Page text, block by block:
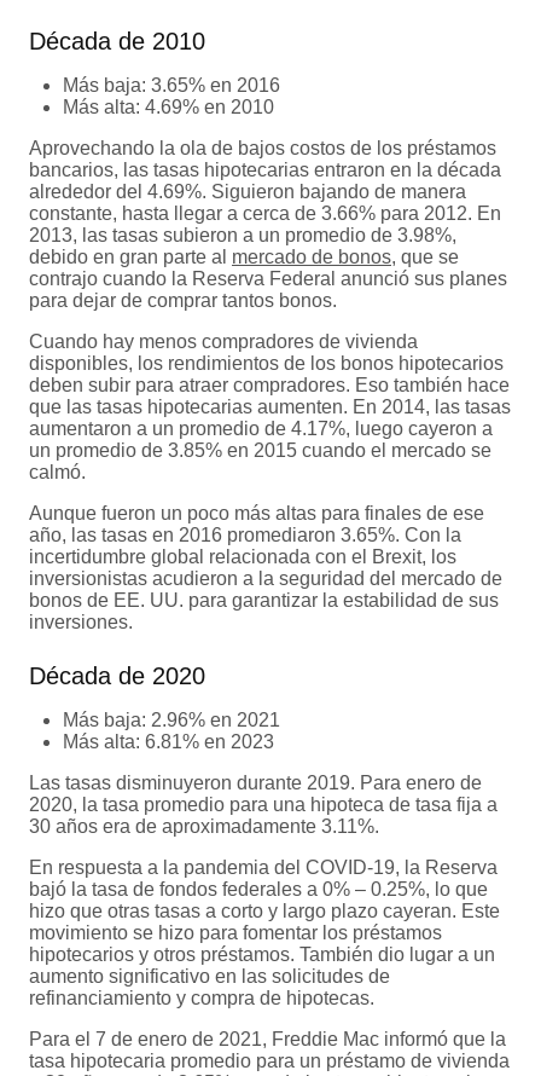
Década de 2010
Más baja: 3.65% en 2016
Más alta: 4.69% en 2010
Aprovechando la ola de bajos costos de los préstamos
bancarios, las tasas hipotecarias entraron en la década
alrededor del 4.69%. Siguieron bajando de manera
constante, hasta llegar a cerca de 3.66% para 2012. En
2013, las tasas subieron a un promedio de 3.98%,
debido en gran parte al mercado de bonos, que se
contrajo cuando la Reserva Federal anunció sus planes
para dejar de comprar tantos bonos.
Cuando hay menos compradores de vivienda
disponibles, los rendimientos de los bonos hipotecarios
deben subir para atraer compradores. Eso también hace
que las tasas hipotecarias aumenten. En 2014, las tasas
aumentaron a un promedio de 4.17%, luego cayeron a
un promedio de 3.85% en 2015 cuando el mercado se
calmó.
Aunque fueron un poco más altas para finales de ese
año, las tasas en 2016 promediaron 3.65%. Con la
incertidumbre global relacionada con el Brexit, los
inversionistas acudieron a la seguridad del mercado de
bonos de EE. UU. para garantizar la estabilidad de sus
inversiones.
Década de 2020
Más baja: 2.96% en 2021
Más alta: 6.81% en 2023
Las tasas disminuyeron durante 2019. Para enero de
2020, la tasa promedio para una hipoteca de tasa fija a
30 años era de aproximadamente 3.11%.
En respuesta a la pandemia del COVID-19, la Reserva
bajó la tasa de fondos federales a 0% – 0.25%, lo que
hizo que otras tasas a corto y largo plazo cayeran. Este
movimiento se hizo para fomentar los préstamos
hipotecarios y otros préstamos. También dio lugar a un
aumento significativo en las solicitudes de
refinanciamiento y compra de hipotecas.
Para el 7 de enero de 2021, Freddie Mac informó que la
tasa hipotecaria promedio para un préstamo de vivienda